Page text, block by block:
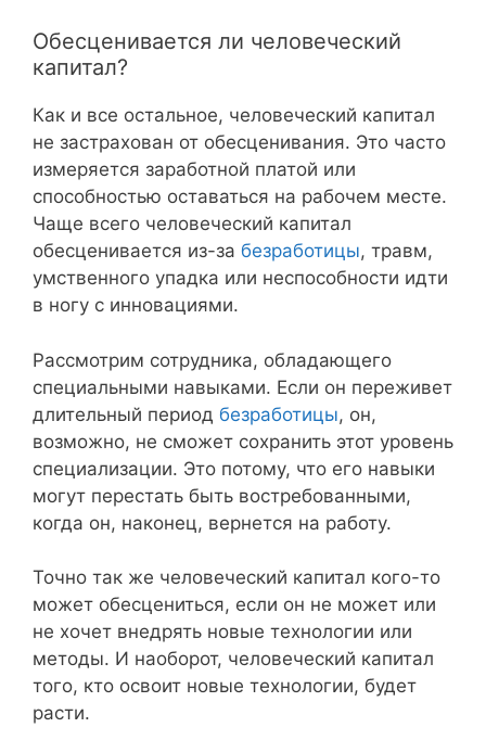
Обесценивается ли человеческий
капитал?
Как и все остальное, человеческий капитал
не застрахован от обесценивания. Это часто
измеряется заработной платой или
способностью оставаться на рабочем месте.
Чаще всего человеческий капитал
обесценивается из-за безработицы, травм,
умственного упадка или неспособности идти
в ногу с инновациями.
Рассмотрим сотрудника, обладающего
специальными навыками. Если он переживет
длительный период безработицы, он,
возможно, не сможет сохранить этот уровень
специализации. Это потому, что его навыки
могут перестать быть востребованными,
когда он, наконец, вернется на работу.
Точно так же человеческий капитал кого-то
может обесцениться, если он не может или
не хочет внедрять новые технологии или
методы. И наоборот, человеческий капитал
того, кто освоит новые технологии, будет
расти.